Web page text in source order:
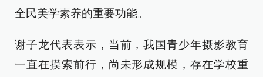
全民美学素养的重要功能。
谢子龙代表表示，当前，我国青少年摄影教育
一直在摸索前行，尚未形成规模，存在学校重